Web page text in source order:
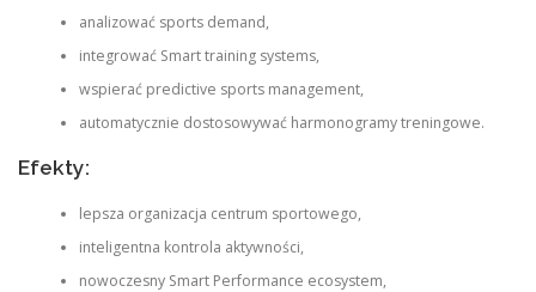
analizować sports demand,
integrować Smart training systems,
wspierać predictive sports management,
automatycznie dostosowywać harmonogramy treningowe.
Efekty:
lepsza organizacja centrum sportowego,
inteligentna kontrola aktywności,
nowoczesny Smart Performance ecosystem,